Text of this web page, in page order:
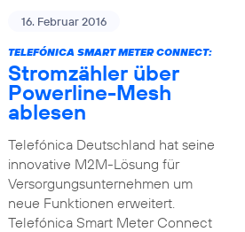
16. Februar 2016
TELEFÓNICA SMART METER CONNECT:
Stromzähler über
Powerline-Mesh
ablesen
Telefónica Deutschland hat seine
innovative M2M-Lösung für
Versorgungsunternehmen um
neue Funktionen erweitert.
Telefónica Smart Meter Connect